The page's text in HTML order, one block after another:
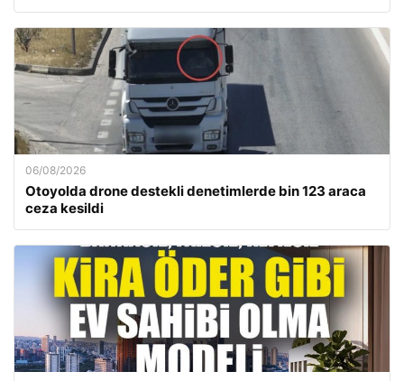
06/08/2026
Otoyolda drone destekli denetimlerde bin 123 araca
ceza kesildi